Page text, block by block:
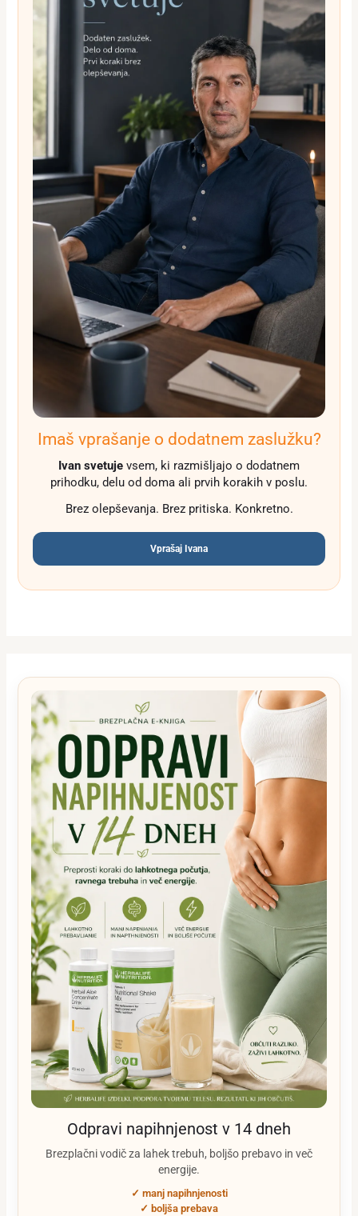
Imaš vprašanje o dodatnem zaslužku?
Ivan svetuje vsem, ki razmišljajo o dodatnem
prihodku, delu od doma ali prvih korakih v poslu.
Brez olepševanja. Brez pritiska. Konkretno.
Vprašaj Ivana
Odpravi napihnjenost v 14 dneh
Brezplačni vodič za lahek trebuh, boljšo prebavo in več
energije.
✓ manj napihnjenosti
✓ boljša prebava